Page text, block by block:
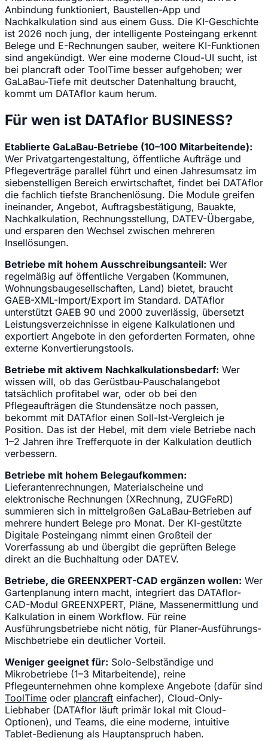
Anbindung funktioniert, Baustellen-App und
Nachkalkulation sind aus einem Guss. Die KI-Geschichte
ist 2026 noch jung, der intelligente Posteingang erkennt
Belege und E-Rechnungen sauber, weitere KI-Funktionen
sind angekündigt. Wer eine moderne Cloud-UI sucht, ist
bei plancraft oder ToolTime besser aufgehoben; wer
GaLaBau-Tiefe mit deutscher Datenhaltung braucht,
kommt um DATAflor kaum herum.
Für wen ist DATAflor BUSINESS?
Etablierte GaLaBau-Betriebe (10–100 Mitarbeitende):
Wer Privatgartengestaltung, öffentliche Aufträge und
Pflegeverträge parallel führt und einen Jahresumsatz im
siebenstelligen Bereich erwirtschaftet, findet bei DATAflor
die fachlich tiefste Branchenlösung. Die Module greifen
ineinander, Angebot, Auftragsbestätigung, Bauakte,
Nachkalkulation, Rechnungsstellung, DATEV-Übergabe,
und ersparen den Wechsel zwischen mehreren
Insellösungen.
Betriebe mit hohem Ausschreibungsanteil: Wer
regelmäßig auf öffentliche Vergaben (Kommunen,
Wohnungsbaugesellschaften, Land) bietet, braucht
GAEB-XML-Import/Export im Standard. DATAflor
unterstützt GAEB 90 und 2000 zuverlässig, übersetzt
Leistungsverzeichnisse in eigene Kalkulationen und
exportiert Angebote in den geforderten Formaten, ohne
externe Konvertierungstools.
Betriebe mit aktivem Nachkalkulationsbedarf: Wer
wissen will, ob das Gerüstbau-Pauschalangebot
tatsächlich profitabel war, oder ob bei den
Pflegeaufträgen die Stundensätze noch passen,
bekommt mit DATAflor einen Soll-Ist-Vergleich je
Position. Das ist der Hebel, mit dem viele Betriebe nach
1–2 Jahren ihre Trefferquote in der Kalkulation deutlich
verbessern.
Betriebe mit hohem Belegaufkommen:
Lieferantenrechnungen, Materialscheine und
elektronische Rechnungen (XRechnung, ZUGFeRD)
summieren sich in mittelgroßen GaLaBau-Betrieben auf
mehrere hundert Belege pro Monat. Der KI-gestützte
Digitale Posteingang nimmt einen Großteil der
Vorerfassung ab und übergibt die geprüften Belege
direkt an die Buchhaltung oder DATEV.
Betriebe, die GREENXPERT-CAD ergänzen wollen: Wer
Gartenplanung intern macht, integriert das DATAflor-
CAD-Modul GREENXPERT, Pläne, Massenermittlung und
Kalkulation in einem Workflow. Für reine
Ausführungsbetriebe nicht nötig, für Planer-Ausführungs-
Mischbetriebe ein deutlicher Vorteil.
Weniger geeignet für: Solo-Selbständige und
Mikrobetriebe (1–3 Mitarbeitende), reine
Pflegeunternehmen ohne komplexe Angebote (dafür sind
ToolTime oder plancraft einfacher), Cloud-Only-
Liebhaber (DATAflor läuft primär lokal mit Cloud-
Optionen), und Teams, die eine moderne, intuitive
Tablet-Bedienung als Hauptanspruch haben.